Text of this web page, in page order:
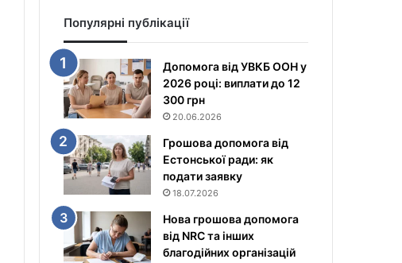
Популярні публікації
Допомога від УВКБ ООН у
2026 році: виплати до 12
300 грн
20.06.2026
Грошова допомога від
Естонської ради: як
подати заявку
18.07.2026
Нова грошова допомога
від NRC та інших
благодійних організацій